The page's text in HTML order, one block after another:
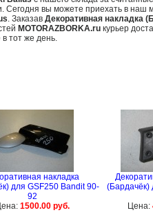
Сегодня вы можете приехать в наш
. Заказав Декоративная накладка
MOTORAZBORKA.ru курьер
тот же день.
накладка
для GSF250 Bandit 90-
92
1500.00 руб.
(Бардачёк)
Цена: